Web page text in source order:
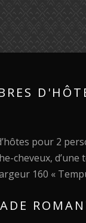
pour 2
cheveux,
160 «